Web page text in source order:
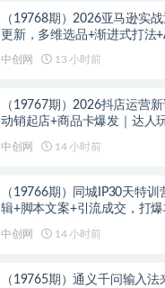
（19768期）2026亚马逊实
更新，多维选品+渐进式打法
中创网 13 小时前
（19767期）2026抖店运营
动销起店+商品卡爆发｜达人
中创网 14 小时前
（19766期）同城IP30天特训
辑+脚本文案+引流成交，打
中创网 14 小时前
（19765期）通义千问输入法